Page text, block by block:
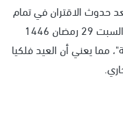
حدوث الاقتران في تمام
الساعة الواحدة ظهرا بتوقيت القاهرة، يوم السبت 29 رمضان 1446
2025 "يوم الرؤية"، مما يعني أن العيد فلكيا